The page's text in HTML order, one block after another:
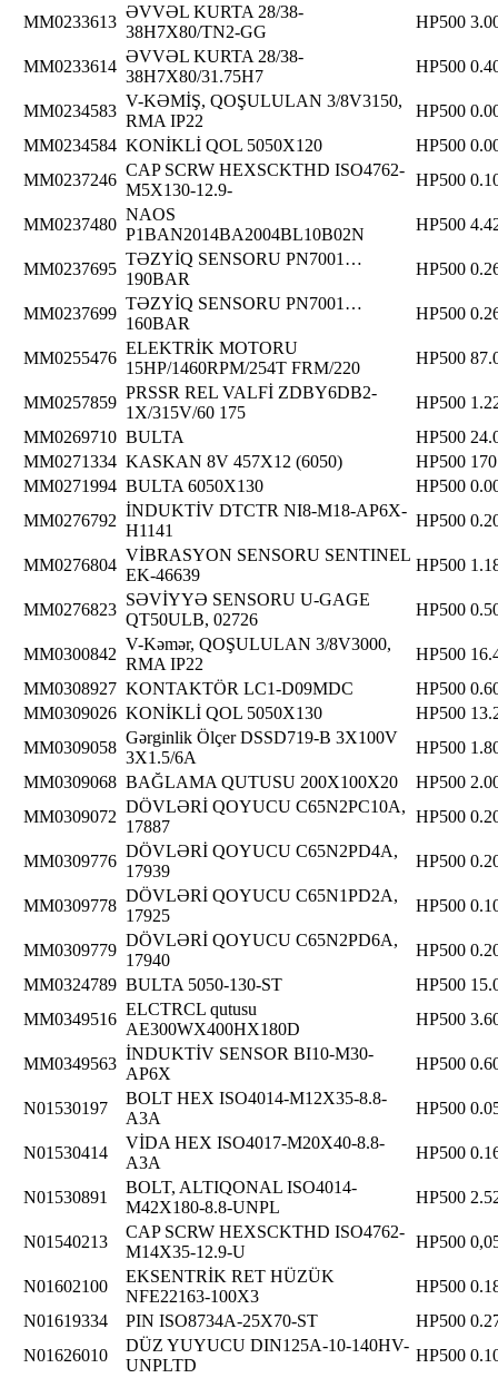
MM0233613
ƏVVƏL KURTA 28/38-
38H7X80/TN2-GG
HP500
MM0233614
ƏVVƏL KURTA 28/38-
38H7X80/31.75H7
HP500
MM0234583
V-KƏMİŞ, QOŞULULAN 3/8V3150,
RMA IP22
HP500
MM0234584 KONİKLİ QOL 5050X120 HP500
MM0237246
CAP SCRW HEXSCKTHD ISO4762-
M5X130-12.9-
HP500
MM0237480
NAOS
P1BAN2014BA2004BL10B02N
HP500
MM0237695
TƏZYİQ SENSORU PN7001…
190BAR
HP500
MM0237699
TƏZYİQ SENSORU PN7001…
160BAR
HP500
MM0255476
ELEKTRİK MOTORU
15HP/1460RPM/254T FRM/220
HP500
MM0257859
PRSSR REL VALFİ ZDBY6DB2-
1X/315V/60 175
HP500
MM0269710 BULTA HP500
MM0271334 KASKAN 8V 457X12 (6050) HP500
MM0271994 BULTA 6050X130 HP500
MM0276792
İNDUKTİV DTCTR NI8-M18-AP6X-
H1141
HP500
MM0276804
VİBRASYON SENSORU SENTINEL
EK-46639
HP500
MM0276823
SƏVİYYƏ SENSORU U-GAGE
QT50ULB, 02726
HP500
MM0300842
V-Kəmər, QOŞULULAN 3/8V3000,
RMA IP22
HP500
MM0308927 KONTAKTÖR LC1-D09MDC HP500
MM0309026 KONİKLİ QOL 5050X130 HP500
MM0309058
Gərginlik Ölçer DSSD719-B 3X100V
3X1.5/6A
HP500
MM0309068 BAĞLAMA QUTUSU 200X100X20 HP500
MM0309072
DÖVLƏRİ QOYUCU C65N2PC10A,
17887
HP500
MM0309776
DÖVLƏRİ QOYUCU C65N2PD4A,
17939
HP500
MM0309778
DÖVLƏRİ QOYUCU C65N1PD2A,
17925
HP500
MM0309779
DÖVLƏRİ QOYUCU C65N2PD6A,
17940
HP500
MM0324789 BULTA 5050-130-ST HP500
MM0349516
ELCTRCL qutusu
AE300WX400HX180D
HP500
MM0349563
İNDUKTİV SENSOR BI10-M30-
AP6X
HP500
N01530197
BOLT HEX ISO4014-M12X35-8.8-
A3A
HP500
N01530414
VİDA HEX ISO4017-M20X40-8.8-
A3A
HP500
N01530891
BOLT, ALTIQONAL ISO4014-
M42X180-8.8-UNPL
HP500
N01540213
CAP SCRW HEXSCKTHD ISO4762-
M14X35-12.9-U
HP500
N01602100
EKSENTRİK RET HÜZÜK
NFE22163-100X3
HP500
N01619334
PIN ISO8734A-25X70-ST HP500
N01626010
DÜZ YUYUCU DIN125A-10-140HV-
UNPLTD
HP500